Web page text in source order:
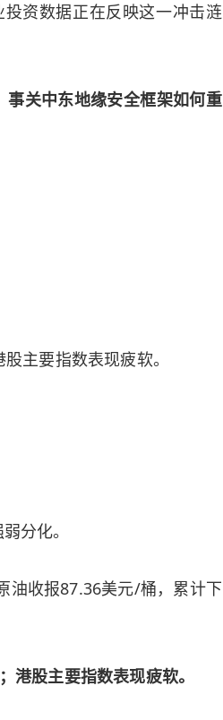
资数据正在反映这一冲击涟
关中东地缘安全框架如何重
主要指数表现疲软。
分化。
油收报87.36美元/桶，累计下
港股主要指数表现疲软。